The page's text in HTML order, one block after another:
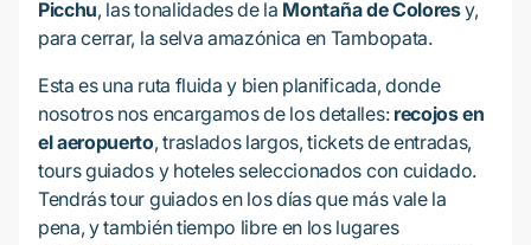
Picchu, las tonalidades de la Montaña de Coloresy,
para cerrar, la selva amazónica en Tambopata.
Esta es una ruta fluida y bien planificada, donde
nosotros nos encargamos de los detalles: recojos en
el aeropuerto, traslados largos, tickets de entradas,
tours guiados y hoteles seleccionados con cuidado.
Tendrás tour guiados en los días que más vale la
pena, y también tiempo libre en los lugares